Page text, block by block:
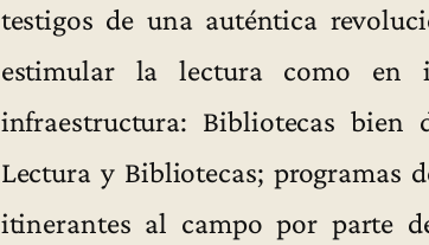
testigos de una auténtica
estimular la lectura como en
infraestructura: Bibliotecas
Lectura y Bibliotecas; programas
itinerantes al campo por parte